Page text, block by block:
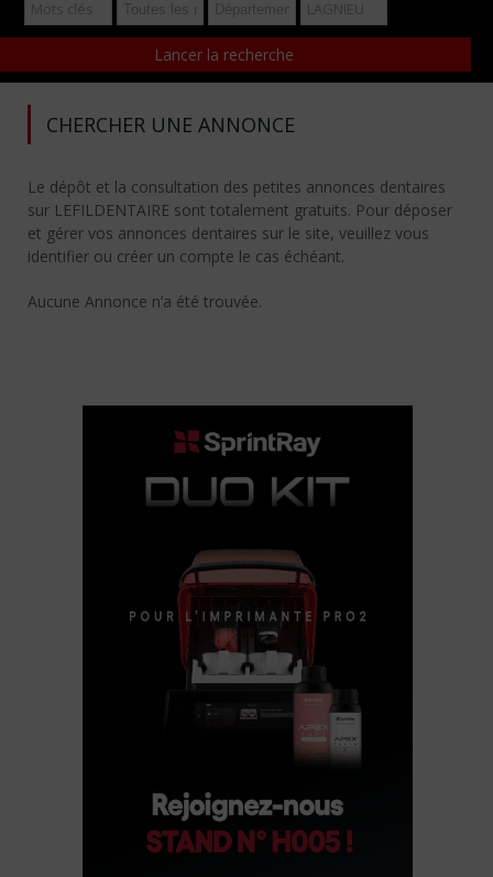
CHERCHER UNE ANNONCE
Le dépôt et la consultation des petites annonces dentaires
sur LEFILDENTAIRE sont totalement gratuits. Pour déposer
et gérer vos annonces dentaires sur le site, veuillez vous
identifier ou créer un compte le cas échéant.
Aucune Annonce n’a été trouvée.